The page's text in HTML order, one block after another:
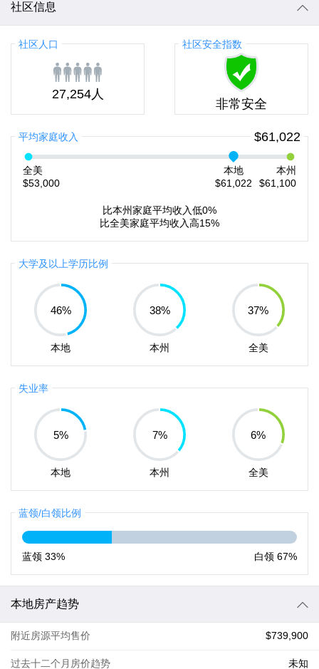
社区信息
社区人口
27,254人
社区安全指数
非常安全
平均家庭收入 $61,022
全美
$53,000
本地
$61,022
本州
$61,100
比本州家庭平均收入低0%
比全美家庭平均收入高15%
大学及以上学历比例
46%
本地
38%
本州
37%
全美
失业率
5%
本地
7%
本州
6%
全美
蓝领/白领比例
蓝领 33% 白领 67%
本地房产趋势
附近房源平均售价 $739,900
过去十二个月房价趋势 未知